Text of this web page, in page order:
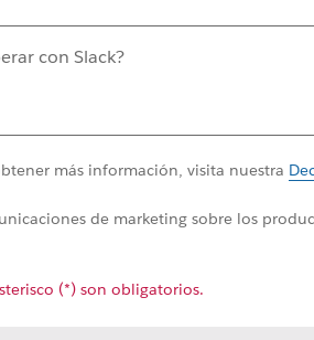
más información, visita nuestra
de marketing sobre los
(*) son obligatorios.